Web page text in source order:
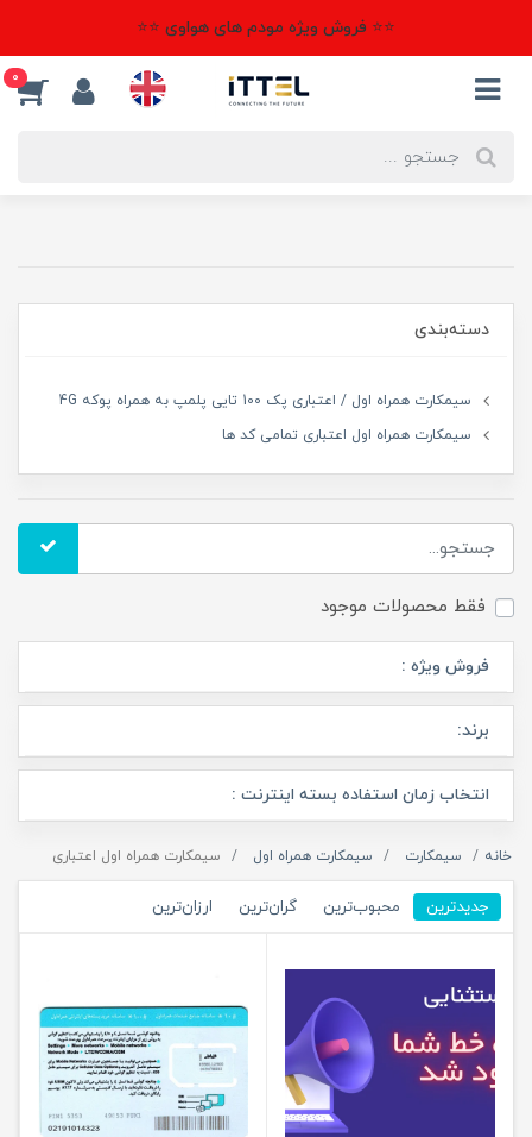
⭐⭐ فروش ویژه مودم های هواوی ⭐⭐
0
دسته‌بندی
سیمکارت همراه اول / اعتباری پک 100 تایی پلمپ به همراه پوکه 4G
سیمکارت همراه اول اعتباری تمامی کد ها
فقط محصولات موجود
فروش ویژه :
برند:
انتخاب زمان استفاده بسته اینترنت :
خانه سیمکارت سیمکارت همراه اول سیمکارت همراه اول اعتباری
جدیدترین محبوب‌ترین گران‌ترین ارزان‌ترین